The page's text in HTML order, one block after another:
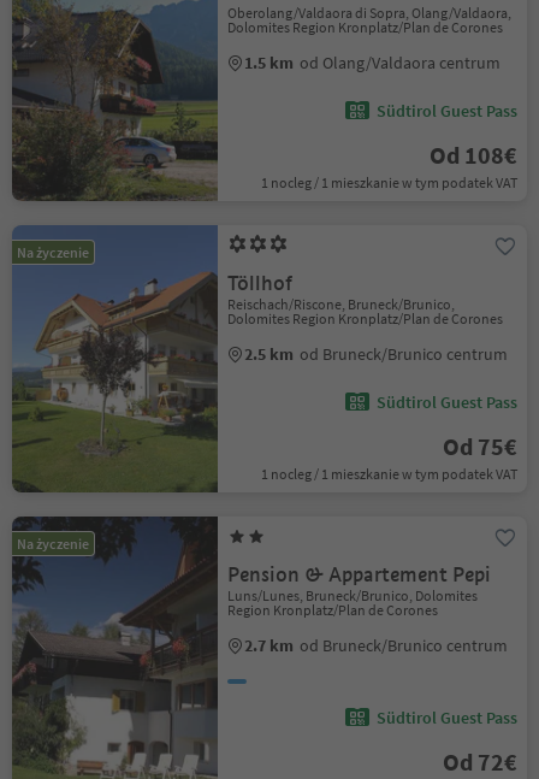
Oberolang/Valdaora di Sopra, Olang/Valdaora,
Dolomites Region Kronplatz/Plan de Corones
1.5 km od Olang/Valdaora centrum
Südtirol Guest Pass
Od 108€
1 nocleg / 1 mieszkanie w tym podatek VAT
Na życzenie
Töllhof
Reischach/Riscone, Bruneck/Brunico,
Dolomites Region Kronplatz/Plan de Corones
2.5 km od Bruneck/Brunico centrum
Südtirol Guest Pass
Od 75€
1 nocleg / 1 mieszkanie w tym podatek VAT
Na życzenie
Pension & Appartement Pepi
Luns/Lunes, Bruneck/Brunico, Dolomites
Region Kronplatz/Plan de Corones
2.7 km od Bruneck/Brunico centrum
Südtirol Guest Pass
Od 72€